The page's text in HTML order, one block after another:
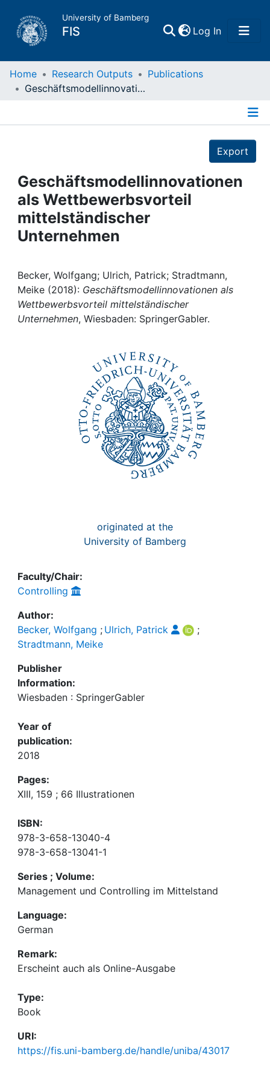
University of Bamberg
FIS Log In(current)
Home
Projects
People
Institutions
Awards
My FIS
Home Research Outputs
Publications
Geschäftsmodellinnovationen als Wettbewerbsvorteil mittelständischer Unternehmen
Export
Geschäftsmodellinnovationen
als Wettbewerbsvorteil
mittelständischer
Unternehmen
Becker, Wolfgang; Ulrich, Patrick; Stradtmann,
Meike (2018): Geschäftsmodellinnovationen als
Wettbewerbsvorteil mittelständischer
Unternehmen, Wiesbaden: SpringerGabler.
originated at the
University of Bamberg
Faculty/Chair:
Controlling
Author:
Becker, Wolfgang ; Ulrich, Patrick
;
Stradtmann, Meike
Publisher
Information:
Wiesbaden : SpringerGabler
Year of
publication:
2018
Pages:
XIII, 159 ; 66 Illustrationen
ISBN:
978-3-658-13040-4
978-3-658-13041-1
Series ; Volume:
Management und Controlling im Mittelstand
Language:
German
Remark:
Erscheint auch als Online-Ausgabe
Type:
Book
URI:
https://fis.uni-bamberg.de/handle/uniba/43017